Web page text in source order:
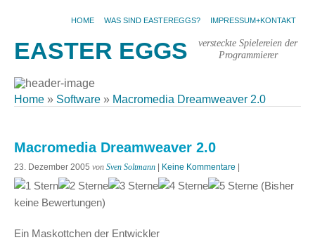
HOME WAS SIND EASTEREGGS? IMPRESSUM+KONTAKT
EASTER EGGS
versteckte Spielereien der
Programmierer
Home » Software » Macromedia Dreamweaver 2.0
Macromedia Dreamweaver 2.0
23. Dezember 2005 von Sven Soltmann Keine Kommentare
(Bisher
keine Bewertungen)
Ein Maskottchen der Entwickler